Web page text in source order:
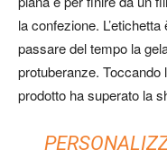
la confezione.
passare del tempo la
protuberanze. Toccando
prodotto ha superato la